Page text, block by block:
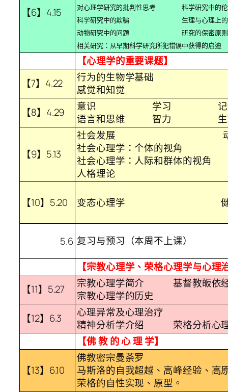
【6】4.15
对心理学研究的批判性思考 科学研究中的伦
科学研究中的欺骗 生理与心理上的
动物研究中的问题 研究的保密原则
相关研究：从早期科学研究所犯错误中获得的启迪
【心理学的重要课题】
【7】4.22
行为的生物学基础
感觉和知觉
【8】4.29
意识 学习 记
语言和思维 智力 生理
【9】5.13
社会发展 动机
社会心理学：个体的视角
社会心理学：人际和群体的视角
人格理论
【10】5.20 变态心理学 健康
5.6 复习与预习（本周不上课）
【宗教心理学、荣格心理学与心理
【11】5.27
宗教心理学简介 基督教皈依经
宗教心理学的历史
【12】6.3
心理异常及心理治疗
精神分析学介绍 荣格分析心
【佛 教 的 心 理 学】
【13】6.10
佛教密宗曼荼罗
马斯洛的自我超越、高峰经验、高
荣格的自性实现、原型。